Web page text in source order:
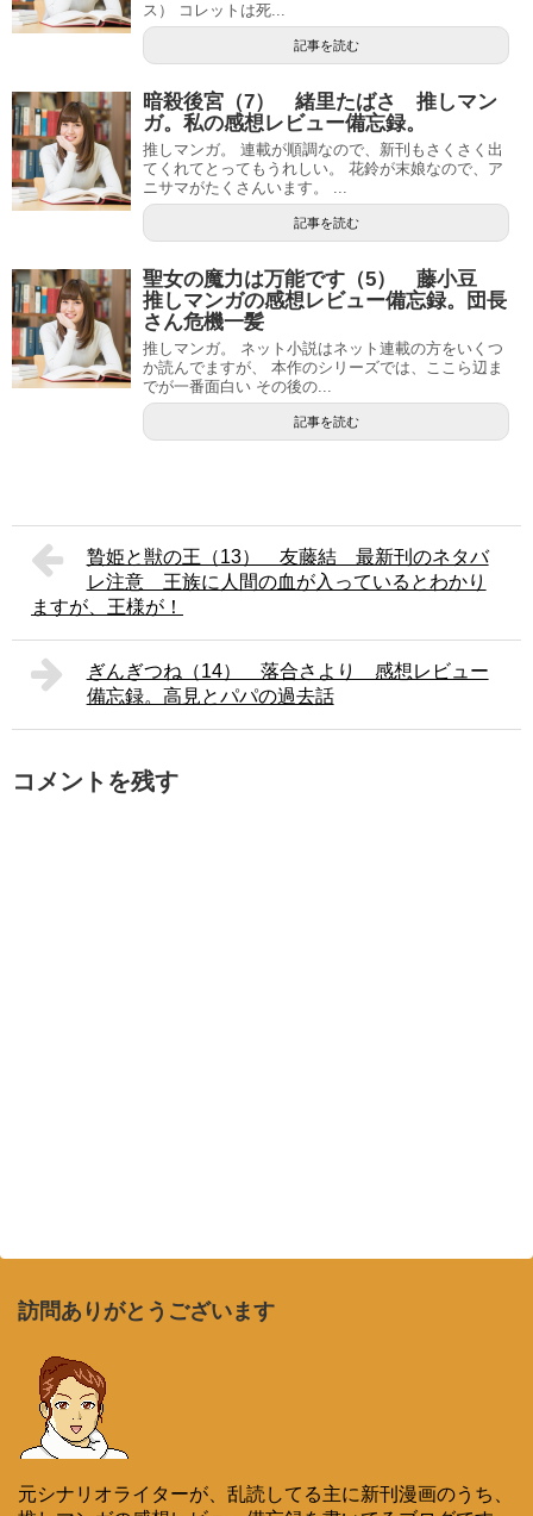
ス） コレットは死...
記事を読む
暗殺後宮（7） 緒里たばさ 推しマン
ガ。私の感想レビュー備忘録。
推しマンガ。 連載が順調なので、新刊もさくさく出
てくれてとってもうれしい。 花鈴が末娘なので、ア
ニサマがたくさんいます。 ...
記事を読む
聖女の魔力は万能です（5） 藤小豆
推しマンガの感想レビュー備忘録。団長
さん危機一髪
推しマンガ。 ネット小説はネット連載の方をいくつ
か読んでますが、 本作のシリーズでは、ここら辺ま
でが一番面白い その後の...
記事を読む
贄姫と獣の王（13） 友藤結 最新刊のネタバ
レ注意 王族に人間の血が入っているとわかり
ますが、王様が！
ぎんぎつね（14） 落合さより 感想レビュー
備忘録。高見とパパの過去話
コメントを残す
訪問ありがとうございます
元シナリオライターが、乱読してる主に新刊漫画のうち、